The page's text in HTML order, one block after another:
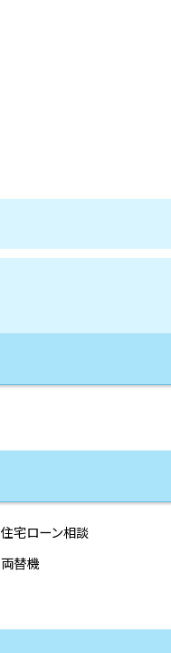
住宅ローン相談
両替機